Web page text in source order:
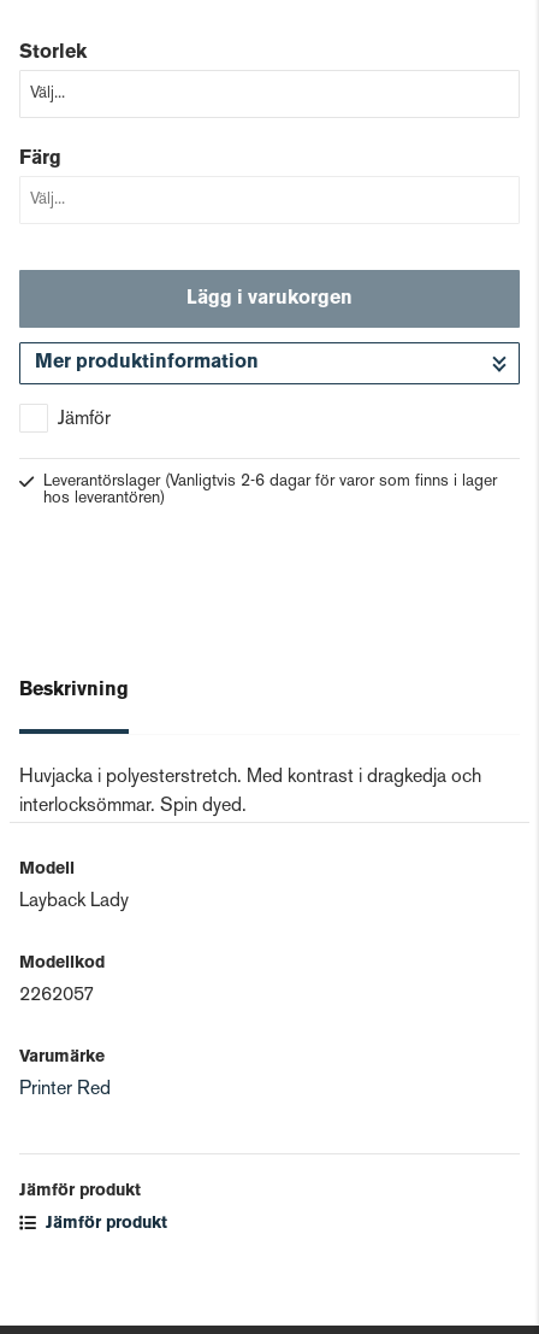
Storlek
Färg
Lägg i varukorgen
Mer produktinformation
Jämför
Leverantörslager (Vanligtvis 2-6 dagar för varor som finns i lager
hos leverantören)
Beskrivning
Huvjacka i polyesterstretch. Med kontrast i dragkedja och
interlocksömmar. Spin dyed.
Modell
Layback Lady
Modellkod
2262057
Varumärke
Printer Red
Jämför produkt
Jämför produkt